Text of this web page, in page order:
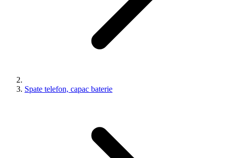
Spate telefon, capac baterie